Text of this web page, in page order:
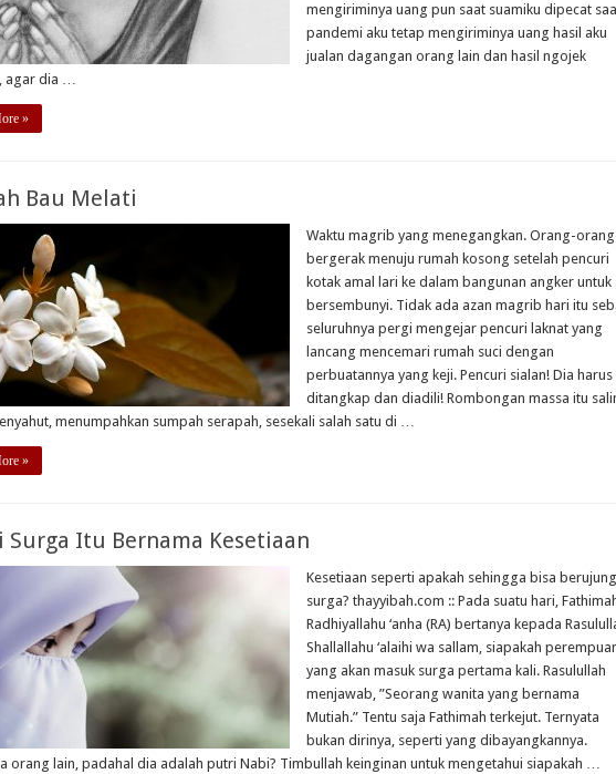
mengiriminya uang pun saat suamiku dipecat
pandemi aku tetap mengiriminya uang hasil aku
jualan dagangan orang lain dan hasil ngojek
agar dia …
»
Bau Melati
Waktu magrib yang menegangkan. Orang-orang
bergerak menuju rumah kosong setelah pencuri
kotak amal lari ke dalam bangunan angker untuk
bersembunyi. Tidak ada azan magrib hari itu
seluruhnya pergi mengejar pencuri laknat yang
lancang mencemari rumah suci dengan
perbuatannya yang keji. Pencuri sialan! Dia harus
ditangkap dan diadili! Rombongan massa itu
menumpahkan sumpah serapah, sesekali salah satu di …
»
Surga Itu Bernama Kesetiaan
Kesetiaan seperti apakah sehingga bisa berujung
surga? thayyibah.com :: Pada suatu hari,
Radhiyallahu ‘anha (RA) bertanya kepada
Shallallahu ‘alaihi wa sallam, siapakah
yang akan masuk surga pertama kali. Rasulullah
menjawab, ”Seorang wanita yang bernama
Mutiah.” Tentu saja Fathimah terkejut. Ternyata
bukan dirinya, seperti yang dibayangkannya.
orang lain, padahal dia adalah putri Nabi? Timbullah keinginan untuk mengetahui siapakah …